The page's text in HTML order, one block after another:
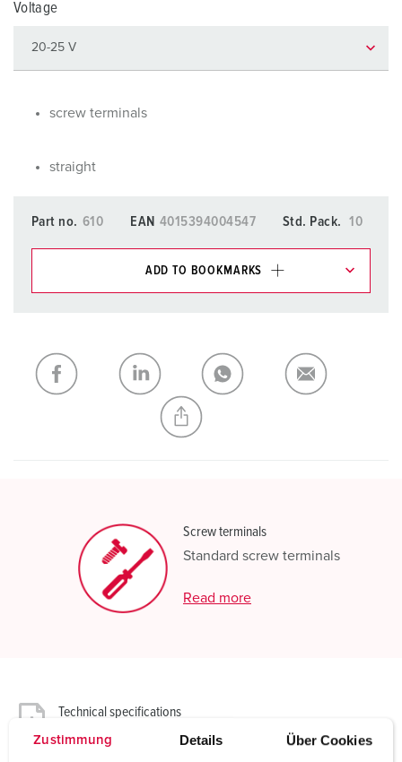
Zustimmung Details Über Cookies
Voltage
screw terminals
straight
Part no. 610 EAN 4015394004547 Std. Pack. 10
ADD TO BOOKMARKS
My list ADD
CREATE A NEW LIST
Screw terminals
Standard screw terminals
Read more
Technical specifications